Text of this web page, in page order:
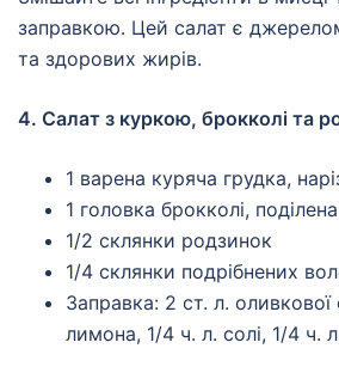
заправкою. Цей салат є джерелом
та здорових жирів.
4. Салат з куркою, брокколі та
1 варена куряча грудка,
1 головка брокколі,
1/2 склянки родзинок
1/4 склянки подрібнених
Заправка: 2 ст. л. оливкової
лимона, 1/4 ч. л. солі, 1/4 ч.